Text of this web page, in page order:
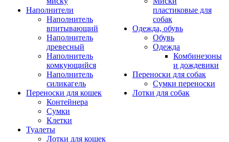
Наполнители
Наполнитель
впитывающий
Наполнитель
древесный
Наполнитель
комкующийся
Наполнитель
силикагель
Переноски для кошек
Контейнера
Сумки
Клетки
Туалеты
Лотки для кошек
пластиковые для
собак
Одежда, обувь
Обувь
Одежда
Комбинезоны
и дождевики
Переноски для собак
Сумки переноски
Лотки для собак